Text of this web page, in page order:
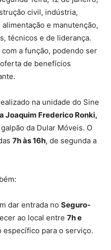
civil, indústria,
e manutenção,
técnicos e de liderança.
a função, podendo ser
de benefícios
na unidade do Sine
Joaquim Frederico Ronki,
da Dular Móveis. O
7h às 16h, de segunda a
dar entrada no Seguro-
ao local entre 7h e
específico para o serviço.